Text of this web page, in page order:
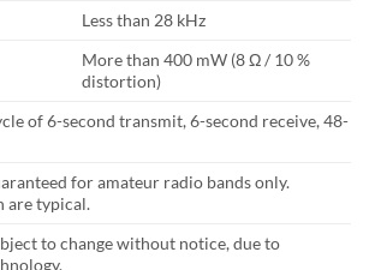
Less than 28 kHz
More than 400 mW (8 Ω / 10 %
distortion)
of 6-second transmit, 6-second receive, 48-
for amateur radio bands only.
are typical.
to change without notice, due to